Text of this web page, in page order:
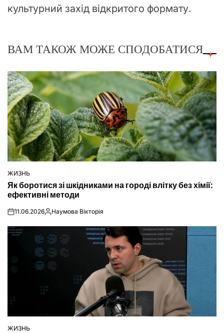
культурний захід відкритого формату.
ВАМ ТАКОЖ МОЖЕ СПОДОБАТИСЯ
ОПУБЛІКУВАТИ
У
ЖИЗНЬ
Як боротися зі шкідниками на городі влітку без хімії:
ефективні методи
on11.06.2026Опубліковано
Наумова Вікторія
ЖИЗНЬ